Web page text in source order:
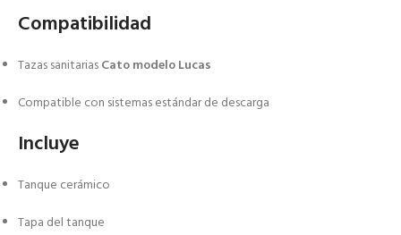
Compatibilidad
Tazas sanitariasCato modelo Lucas
Compatible con sistemas estándar de descarga
Incluye
Tanque cerámico
Tapa del tanque